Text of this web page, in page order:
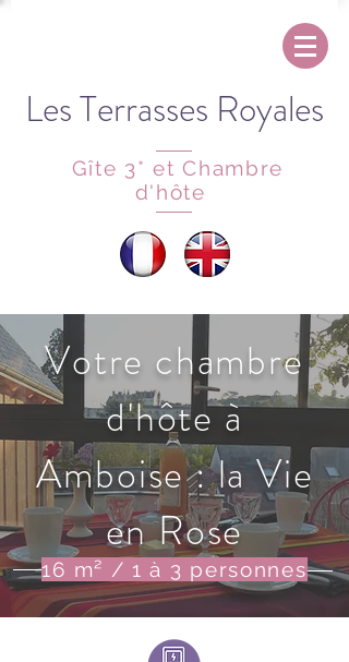
Les Terrasses Royales
Gîte 3* et Chambre
d'hôte
Votre chambre
d'hôte à
Amboise : la Vie
en Rose
16 m² / 1 à 3 personnes